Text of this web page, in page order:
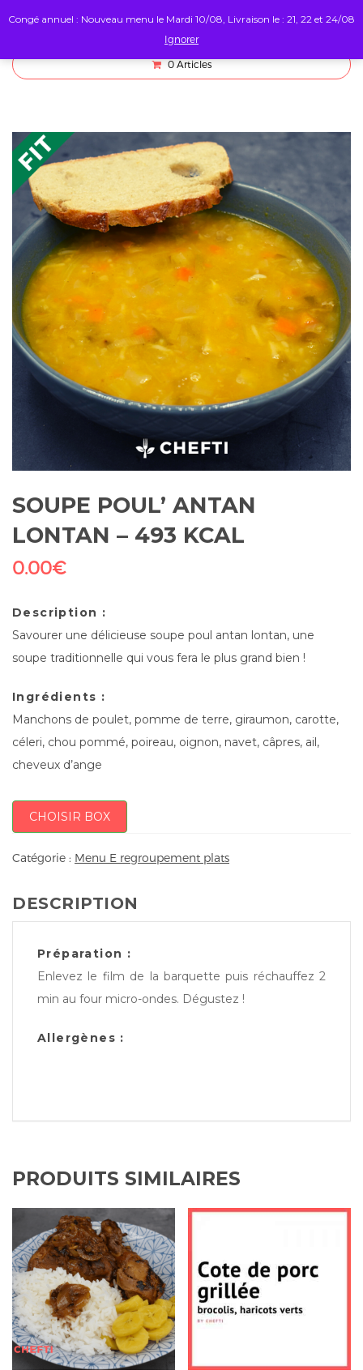
0 Articles
SOUPE POUL’ ANTAN
LONTAN – 493 KCAL
0.00€
Description :
Savourer une délicieuse soupe poul antan lontan, une
soupe traditionnelle qui vous fera le plus grand bien !
Ingrédients :
Manchons de poulet, pomme de terre, giraumon, carotte,
céleri, chou pommé, poireau, oignon, navet, câpres, ail,
cheveux d’ange
CHOISIR BOX
Catégorie : Menu E regroupement plats
DESCRIPTION
Préparation :
Enlevez le film de la barquette puis réchauffez 2
min au four micro-ondes. Dégustez !
Allergènes :
PRODUITS SIMILAIRES
Congé annuel : Nouveau menu le Mardi 10/08, Livraison le : 21, 22 et 24/08
Ignorer